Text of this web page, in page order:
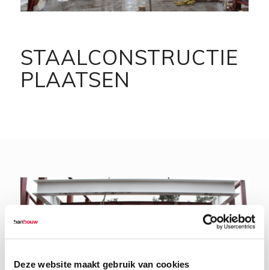
Deze website maakt gebruik van cookies
STAALCONSTRUCTIE
PLAATSEN